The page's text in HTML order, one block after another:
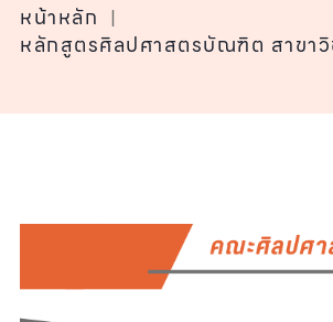
หน้าหลัก |
หลักสูตรศิลปศาสตรบัณฑิต สาขาวิ